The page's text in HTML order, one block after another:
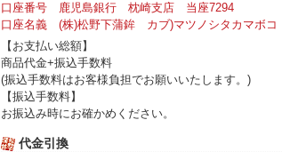
口座番号 鹿児島銀行 枕崎支店 当座7294
口座名義 (株)松野下蒲鉾 カブ)マツノシタカマボコ
【お支払い総額】
商品代金+振込手数料
(振込手数料はお客様負担でお願いいたします。)
【振込手数料】
お振込み時にお確かめください。
代金引換